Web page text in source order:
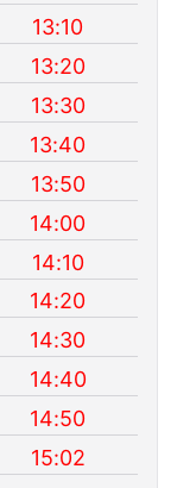
13:10
13:20
13:30
13:40
13:50
14:00
14:10
14:20
14:30
14:40
14:50
15:02